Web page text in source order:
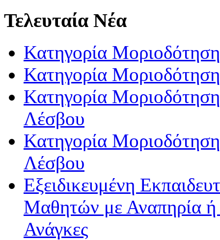
Τελευταία Νέα
Κατηγορία
Κατηγορία
Κατηγορία
Λέσβου
Κατηγορία
Λέσβου
Εξειδικευμένη
Μαθητών με Αναπηρία ή /
Ανάγκες